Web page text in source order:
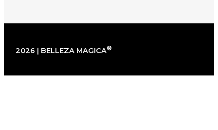
2026 | BELLEZA MAGICA®